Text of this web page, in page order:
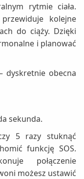
rytmie ciała.
kolejne
do ciąży. Dzięki
i planować
dyskretnie obecna
sekunda.
5 razy stuknąć
funkcję SOS.
połączenie
możesz ustawić